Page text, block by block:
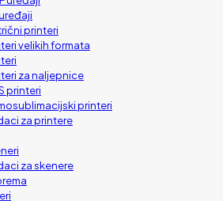
printeri
velikih formata
za naljepnice
printeri
printeri
za printere
za skenere